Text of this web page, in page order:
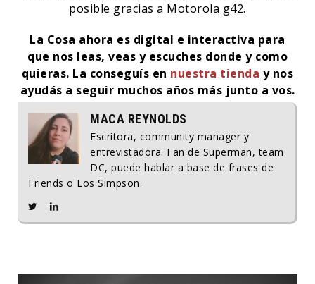
posible gracias a Motorola g42.
La Cosa ahora es digital e interactiva para
que nos leas, veas y escuches donde y como
quieras. La conseguís en nuestra tienda y nos
ayudás a seguir muchos años más junto a vos.
MACA REYNOLDS
Escritora, community manager y
entrevistadora. Fan de Superman, team
DC, puede hablar a base de frases de
Friends o Los Simpson.